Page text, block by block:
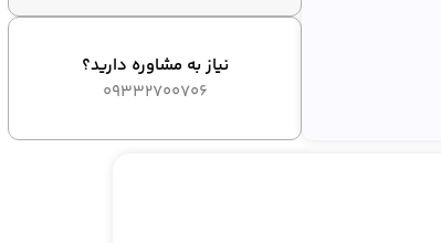
نیاز به مشاوره دارید؟
09332700706